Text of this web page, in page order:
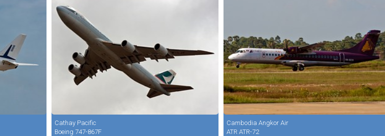
Cathay Pacific
Boeing 747-867F
Cambodia Angkor Air
ATR ATR-72